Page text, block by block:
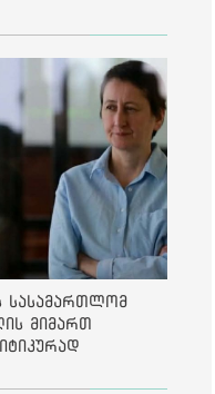
სასამართლომ
მიმართ
დაარეგისტრირა